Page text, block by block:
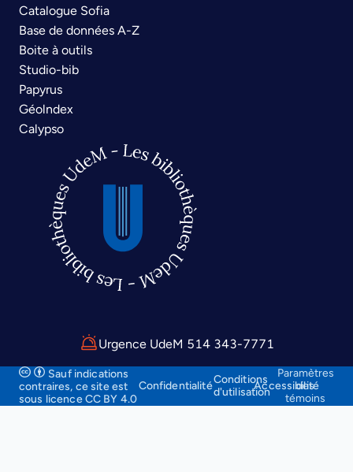
Catalogue Sofia
Base de données A-Z
Boite à outils
Studio-bib
Papyrus
Géolndex
Calypso
Urgence UdeM 514 343-7771
Sauf indications
contraires, ce siteest
sous licence CC BY 4.0
ConfidentialitéConditions
d'utilisationAccessibilité
Paramètres
des
témoins